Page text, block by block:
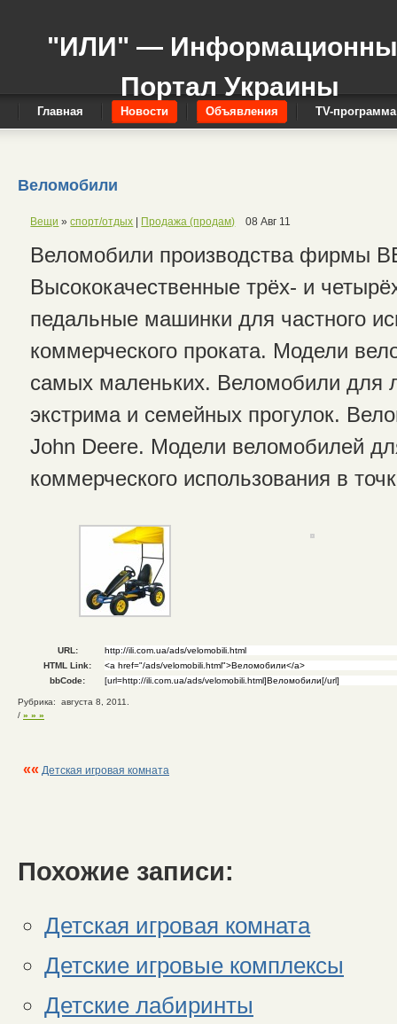
"ИЛИ" —
Портал Украины
Главная Новости Объявления TV-программа
Веломобили
Вещи »спорт/отдых Продажа (продам) 08 Авг 11
Веломобили производства фирмы
Высококачественные трёх- и
педальные машинки для частного
коммерческого проката. Модели
самых маленьких. Веломобили для
экстрима и семейных прогулок.
John Deere. Модели веломобилей
коммерческого использования в
URL:
HTML Link:
bbCode:
Рубрика: августа 8, 2011.
/ » » »
«« Детская игровая комната
Похожие записи:
Детская игровая комната
Детские игровые комплексы
Детские лабиринты